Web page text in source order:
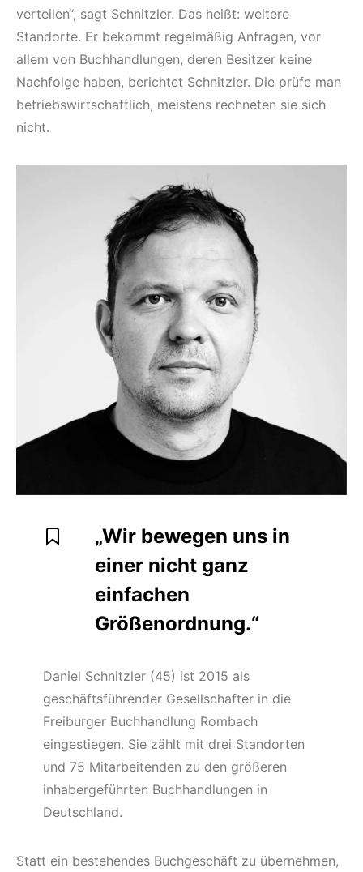
verteilen“, sagt Schnitzler. Das heißt: weitere
Standorte. Er bekommt regelmäßig Anfragen, vor
allem von Buchhandlungen, deren Besitzer keine
Nachfolge haben, berichtet Schnitzler. Die prüfe man
betriebswirtschaftlich, meistens rechneten sie sich
nicht.
„Wir bewegen uns in
einer nicht ganz
einfachen
Größenordnung.“
Daniel Schnitzler (45) ist 2015 als
geschäftsführender Gesellschafter in die
Freiburger Buchhandlung Rombach
eingestiegen. Sie zählt mit drei Standorten
und 75 Mitarbeitenden zu den größeren
inhabergeführten Buchhandlungen in
Deutschland.
Statt ein bestehendes Buchgeschäft zu übernehmen,